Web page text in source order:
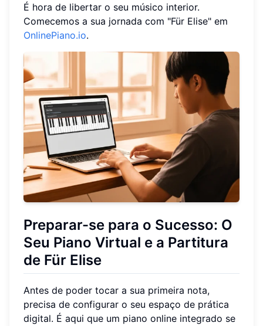
É hora de libertar o seu músico interior.
Comecemos a sua jornada com "Für Elise" em
OnlinePiano.io.
Preparar-se para o Sucesso: O
Seu Piano Virtual e a Partitura
de Für Elise
Antes de poder tocar a sua primeira nota,
precisa de configurar o seu espaço de prática
digital. É aqui que um piano online integrado se